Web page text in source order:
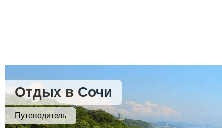
Отдых в Сочи
Путеводитель